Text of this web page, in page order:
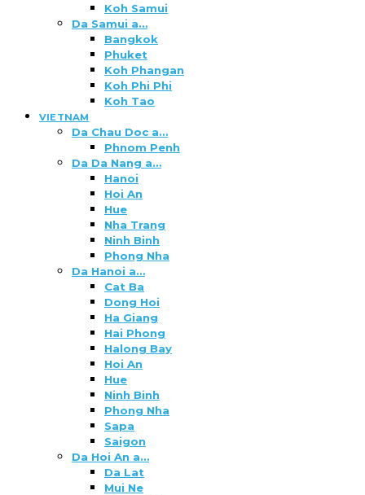
Koh Samui
Da Samui a…
Bangkok
Phuket
Koh Phangan
Koh Phi Phi
Koh Tao
VIETNAM
Da Chau Doc a…
Phnom Penh
Da Da Nang a…
Hanoi
Hoi An
Hue
Nha Trang
Ninh Binh
Phong Nha
Da Hanoi a…
Cat Ba
Dong Hoi
Ha Giang
Hai Phong
Halong Bay
Hoi An
Hue
Ninh Binh
Phong Nha
Sapa
Saigon
Da Hoi An a…
Da Lat
Mui Ne